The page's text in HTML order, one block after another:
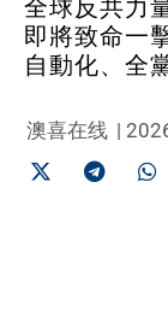
全球反共力
即將致命一
自動化、全
澳喜在线 |